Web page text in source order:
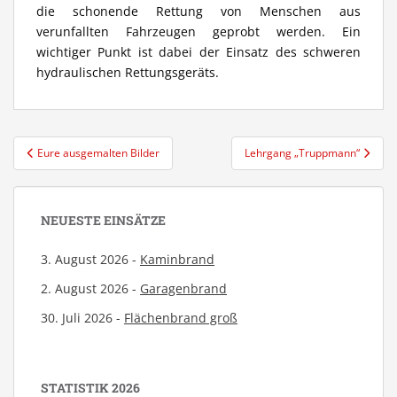
die schonende Rettung von Menschen aus
verunfallten Fahrzeugen geprobt werden. Ein
wichtiger Punkt ist dabei der Einsatz des schweren
hydraulischen Rettungsgeräts.
Beitragsnavigation
Eure ausgemalten Bilder Lehrgang „Truppmann“
NEUESTE EINSÄTZE
3. August 2026 - Kaminbrand
2. August 2026 - Garagenbrand
30. Juli 2026 - Flächenbrand groß
STATISTIK 2026